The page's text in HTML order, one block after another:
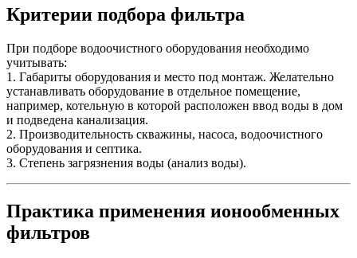
Критерии подбора фильтра
При подборе водоочистного оборудования необходимо
учитывать:
1. Габариты оборудования и место под монтаж. Желательно
устанавливать оборудование в отдельное помещение,
например, котельную в которой расположен ввод воды в дом
и подведена канализация.
2. Производительность скважины, насоса, водоочистного
оборудования и септика.
3. Степень загрязнения воды (анализ воды).
Практика применения ионообменных
фильтров